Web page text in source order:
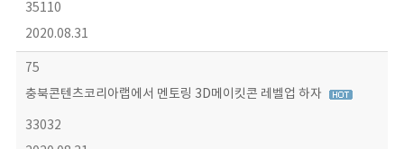
35110
2020.08.31
75
충북콘텐츠코리아랩에서 멘토링 3D메이킷콘 레벨업 하자
33032